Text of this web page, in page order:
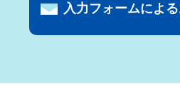
入力フォームによ